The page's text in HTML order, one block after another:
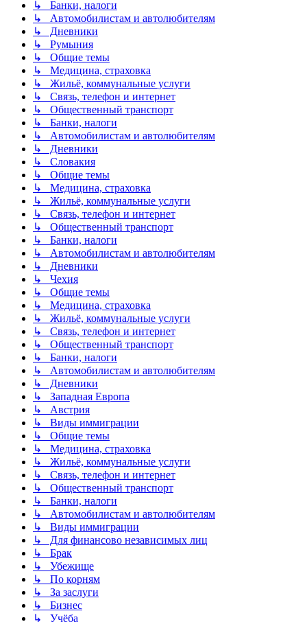
↳ Банки, налоги
↳ Автомобилистам и автолюбителям
↳ Дневники
↳ Румыния
↳ Общие темы
↳ Медицина, страховка
↳ Жильё, коммунальные услуги
↳ Связь, телефон и интернет
↳ Общественный транспорт
↳ Банки, налоги
↳ Автомобилистам и автолюбителям
↳ Дневники
↳ Словакия
↳ Общие темы
↳ Медицина, страховка
↳ Жильё, коммунальные услуги
↳ Связь, телефон и интернет
↳ Общественный транспорт
↳ Банки, налоги
↳ Автомобилистам и автолюбителям
↳ Дневники
↳ Чехия
↳ Общие темы
↳ Медицина, страховка
↳ Жильё, коммунальные услуги
↳ Связь, телефон и интернет
↳ Общественный транспорт
↳ Банки, налоги
↳ Автомобилистам и автолюбителям
↳ Дневники
↳ Западная Европа
↳ Австрия
↳ Виды иммиграции
↳ Общие темы
↳ Медицина, страховка
↳ Жильё, коммунальные услуги
↳ Связь, телефон и интернет
↳ Общественный транспорт
↳ Банки, налоги
↳ Автомобилистам и автолюбителям
↳ Виды иммиграции
↳ Для финансово независимых лиц
↳ Брак
↳ Убежище
↳ По корням
↳ За заслуги
↳ Бизнес
↳ Учёба